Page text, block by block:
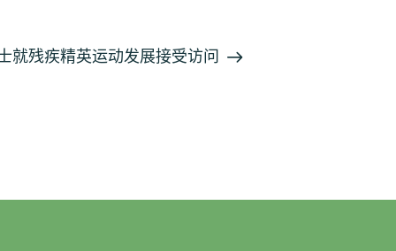
就残疾精英运动发展接受访问